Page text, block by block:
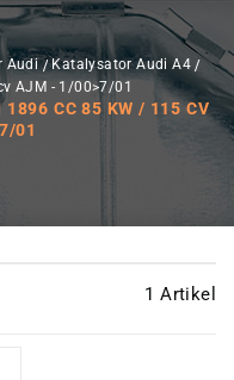
Audi
Katalysator Audi A4
AJM - 1/00>7/01
1896 CC 85 KW / 115 CV
01
1 Artikel